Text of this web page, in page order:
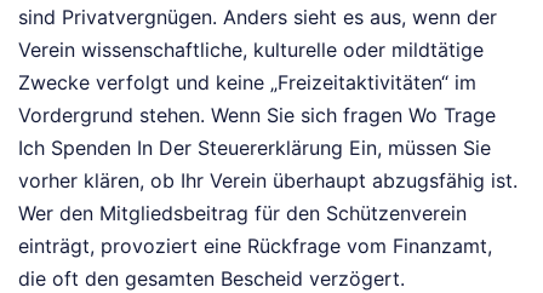
sind Privatvergnügen. Anders sieht es aus, wenn der
Verein wissenschaftliche, kulturelle oder mildtätige
Zwecke verfolgt und keine „Freizeitaktivitäten“ im
Vordergrund stehen. Wenn Sie sich fragen Wo Trage
Ich Spenden In Der Steuererklärung Ein, müssen Sie
vorher klären, ob Ihr Verein überhaupt abzugsfähig ist.
Wer den Mitgliedsbeitrag für den Schützenverein
einträgt, provoziert eine Rückfrage vom Finanzamt,
die oft den gesamten Bescheid verzögert.